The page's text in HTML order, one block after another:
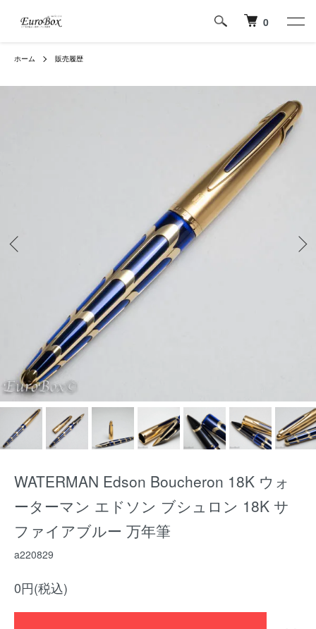
0
ホーム 販売履歴
WATERMAN Edson Boucheron 18K ウォ
ーターマン エドソン ブシュロン 18K サ
ファイアブルー 万年筆
a220829
0円(税込)